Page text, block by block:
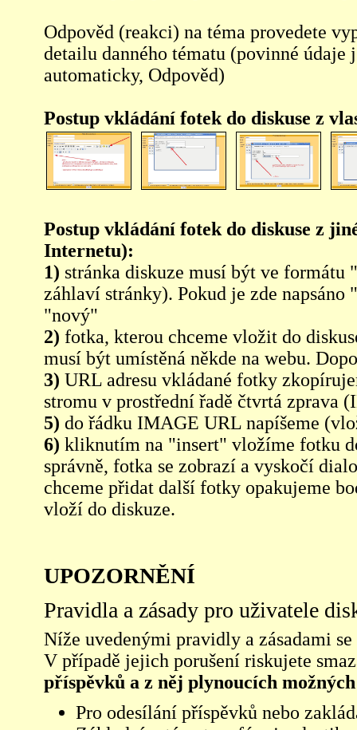
Odpověd (reakci) na téma provedete
detailu danného tématu (povinné údaje
automaticky, Odpověd)
Postup vkládání fotek do diskuse z
Postup vkládání fotek do diskuse z
Internetu):
1) stránka diskuze musí být ve
záhlaví stránky). Pokud je zde
"nový"
2) fotka, kterou chceme vložit do
musí být umístěná někde na webu.
3) URL adresu vkládané fotky
stromu v prostřední řadě čtvrtá zprava
5) do řádku IMAGE URL napíšeme
6) kliknutím na "insert" vložíme fotku
správně, fotka se zobrazí a vyskočí
chceme přidat další fotky opakujeme
vloží do diskuze.
UPOZORNĚNÍ
Pravidla a zásady pro uživatele
Níže uvedenými pravidly a zásadami
V případě jejich porušení riskujete
příspěvků a z něj plynoucích
Pro odesílání příspěvků nebo